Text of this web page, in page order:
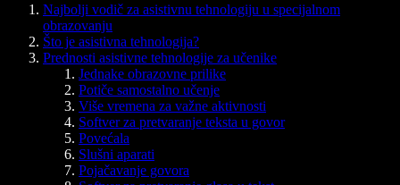
Najbolji vodič za asistivnu tehnologiju u specijalnom
obrazovanju
Što je asistivna tehnologija?
Prednosti asistivne tehnologije za učenike
Jednake obrazovne prilike
Potiče samostalno učenje
Više vremena za važne aktivnosti
Softver za pretvaranje teksta u govor
Povećala
Slušni aparati
Pojačavanje govora